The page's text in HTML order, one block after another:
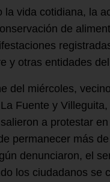
la vida cotidiana, la
de
y otras entidades
del miércoles,
Fuente y Villeguita,
a protestar
permanecer más
denunciaron, el
los ciudadanos se